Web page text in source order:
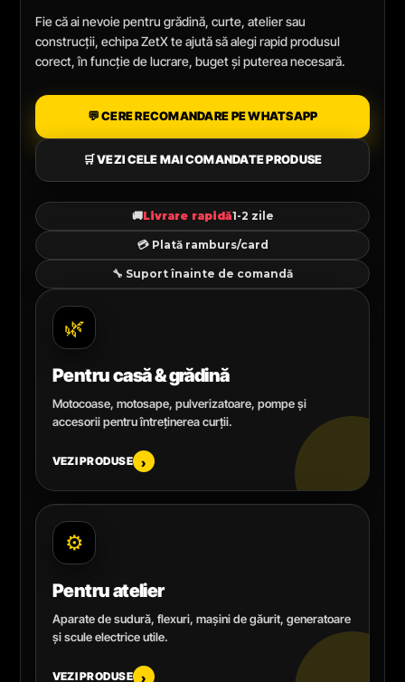
Fie că ai nevoie pentru grădină, curte, atelier sau
construcții, echipa ZetX te ajută să alegi rapid produsul
corect, în funcție de lucrare, buget și puterea necesară.
💬 CERE RECOMANDARE PE WHATSAPP
🛒 VEZI CELE MAI COMANDATE PRODUSE
🚚Livrare rapidă1-2 zile
💳 Plată ramburs/card
🔧 Suport înainte de comandă
🌿
Pentru casă & grădină
Motocoase, motosape, pulverizatoare, pompe și
accesorii pentru întreținerea curții.
VEZI PRODUSE ›
⚙️
Pentru atelier
Aparate de sudură, flexuri, mașini de găurit, generatoare
și scule electrice utile.
VEZI PRODUSE ›